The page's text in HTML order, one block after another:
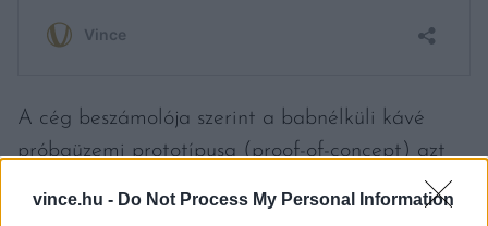
vince.hu - Do Not Process My Personal Information
A cég beszámolója szerint a babnélküli kávé
próbaüzemi prototípusa (proof-of-concept) azt
bizonyítja, hogy a termékük karbonlábnyoma 93